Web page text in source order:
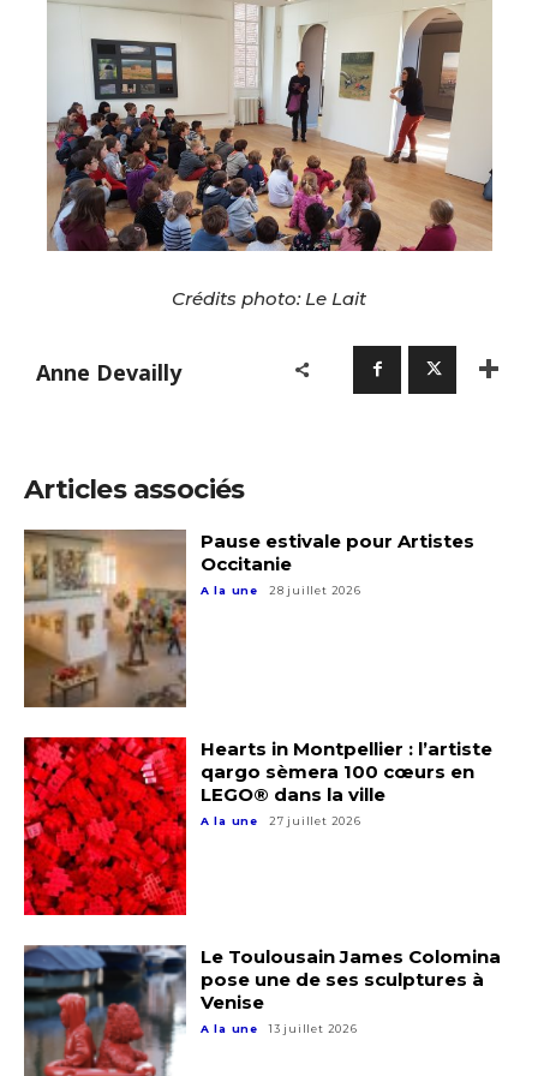
Adresse email*
Nom
Prénom
Adresse email*
Crédits photo: Le Lait
Anne Devailly
Articles associés
Pause estivale pour Artistes
Occitanie
A la une 28 juillet 2026
Hearts in Montpellier : l’artiste
qargo sèmera 100 cœurs en
LEGO® dans la ville
A la une 27 juillet 2026
Le Toulousain James Colomina
pose une de ses sculptures à
Venise
A la une 13 juillet 2026